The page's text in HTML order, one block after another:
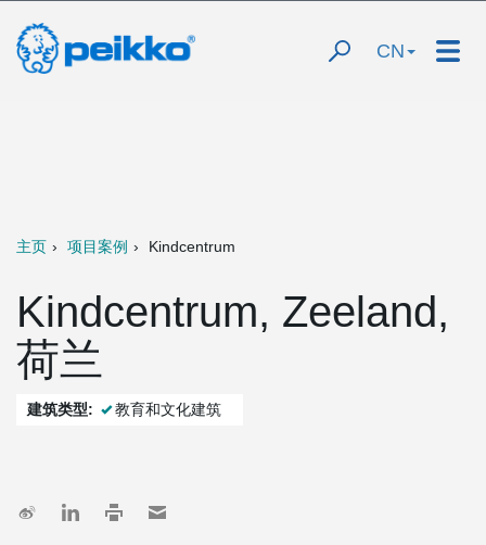
CN
主页 项目案例 Kindcentrum
Kindcentrum, Zeeland,
荷兰
建筑类型: 教育和文化建筑